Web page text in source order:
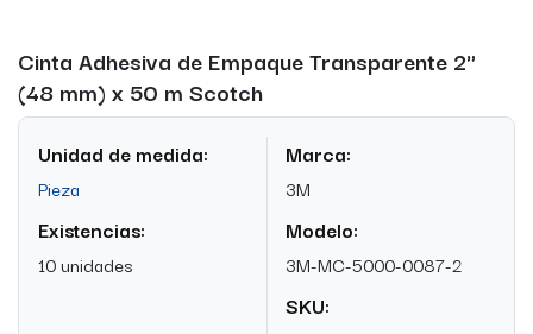
Cinta Adhesiva de Empaque Transparente 2"
(48 mm) x 50 m Scotch
Unidad de medida:
Pieza
Existencias:
10 unidades
Marca:
3M
Modelo:
3M-MC-5000-0087-2
SKU: